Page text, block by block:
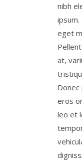
nibh
ipsum.
eget
at,
eros
leo et